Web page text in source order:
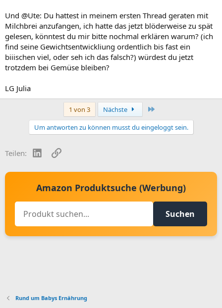
Und @Ute: Du hattest in meinem ersten Thread geraten mit
Milchbrei anzufangen, ich hatte das jetzt blöderweise zu spät
gelesen, könntest du mir bitte nochmal erklären warum? (ich
find seine Gewichtsentwickliung ordentlich bis fast ein
biiischen viel, oder seh ich das falsch?) würdest du jetzt
trotzdem bei Gemüse bleiben?
LG Julia
1 von 3 Nächste
Um antworten zu können musst du eingeloggt sein.
Teilen: LinkedInLink
Amazon Produktsuche (Werbung)
Suchen
Rund um Babys Ernährung